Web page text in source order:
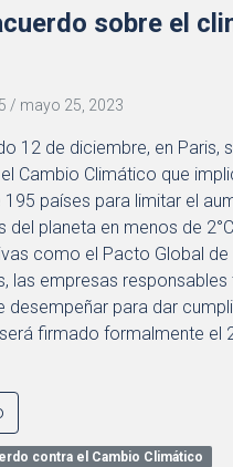
sobre el
/ mayo 25, 2023
12 de diciembre, en Paris,
Cambio Climático que
países para limitar el
del planeta en menos de
como el Pacto Global de
las empresas responsables
desempeñar para dar
firmado formalmente el
contra el Cambio Climático